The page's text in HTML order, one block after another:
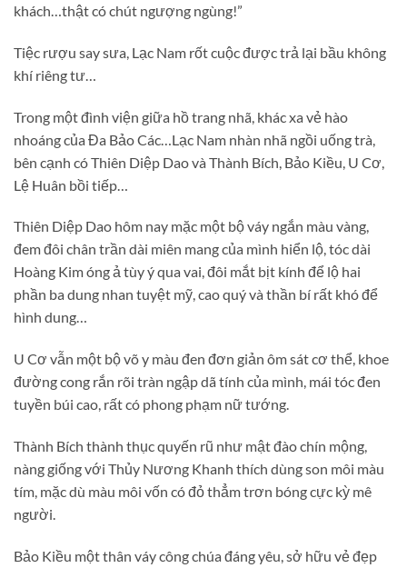
khách…thật có chút ngượng ngùng!”
Tiệc rượu say sưa, Lạc Nam rốt cuộc được trả lại bầu không
khí riêng tư…
Trong một đình viện giữa hồ trang nhã, khác xa vẻ hào
nhoáng của Đa Bảo Các…Lạc Nam nhàn nhã ngồi uống trà,
bên cạnh có Thiên Diệp Dao và Thành Bích, Bảo Kiều, U Cơ,
Lệ Huân bồi tiếp…
Thiên Diệp Dao hôm nay mặc một bộ váy ngắn màu vàng,
đem đôi chân trần dài miên mang của mình hiển lộ, tóc dài
Hoàng Kim óng ả tùy ý qua vai, đôi mắt bịt kính để lộ hai
phần ba dung nhan tuyệt mỹ, cao quý và thần bí rất khó để
hình dung…
U Cơ vẫn một bộ võ y màu đen đơn giản ôm sát cơ thể, khoe
đường cong rắn rõi tràn ngập dã tính của mình, mái tóc đen
tuyền búi cao, rất có phong phạm nữ tướng.
Thành Bích thành thục quyến rũ như mật đào chín mộng,
nàng giống với Thủy Nương Khanh thích dùng son môi màu
tím, mặc dù màu môi vốn có đỏ thẳm trơn bóng cực kỳ mê
người.
Bảo Kiều một thân váy công chúa đáng yêu, sở hữu vẻ đẹp